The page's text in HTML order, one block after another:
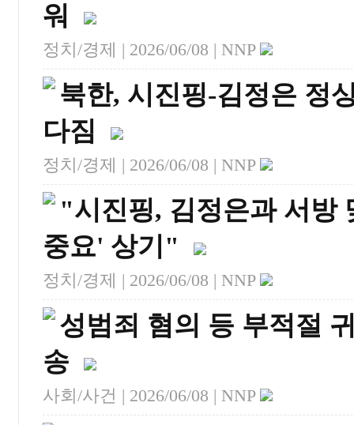
워
정치/경제 | 2026/06/08 | NNP
북한, 시진핑-김정은 정
다짐
정치/경제 | 2026/06/08 | NNP
"시진핑, 김정은과 서
중요' 상기"
정치/경제 | 2026/06/08 | NNP
성범죄 혐의 등 부적절
송
사회/사건 | 2026/06/08 | NNP